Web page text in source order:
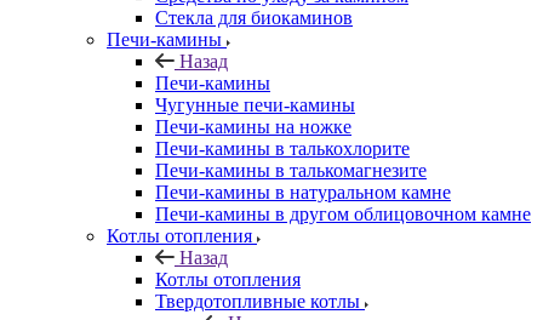
Стекла для биокаминов
Печи-камины
Назад
Печи-камины
Чугунные печи-камины
Печи-камины на ножке
Печи-камины в талькохлорите
Печи-камины в талькомагнезите
Печи-камины в натуральном камне
Печи-камины в другом облицовочном камне
Котлы отопления
Назад
Котлы отопления
Твердотопливные котлы